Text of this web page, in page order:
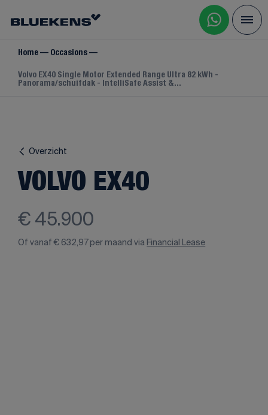
Home Occasions
Volvo EX40 Single Motor Extended Range Ultra 82 kWh -
Panorama/schuifdak - IntelliSafe Assist &...
Overzicht
VOLVO EX40
€ 45.900
Of vanaf € 632,97 per maand via Financial Lease